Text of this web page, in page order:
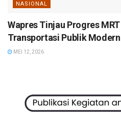
NASIONAL
Wapres Tinjau Progres
Transportasi Publik
MEI 12, 2026